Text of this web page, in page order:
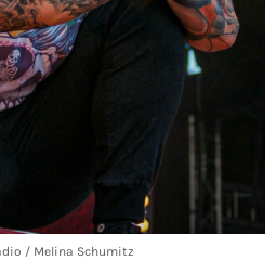
/ Melina Schumitz